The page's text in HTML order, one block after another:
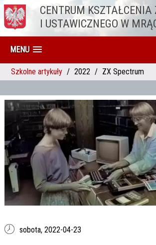
Przejdź do treściCENTRUM KSZTAŁCENIA
I USTAWICZNEGO W
MENU
Szkolne artykuły 2022 ZX Spectrum
sobota, 2022-04-23